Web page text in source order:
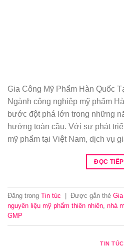
Gia Công Mỹ Phẩm Hàn Quốc
Ngành công nghiệp mỹ phẩm
bước đột phá lớn trong những
hướng toàn cầu. Với sự phát
mỹ phẩm tại Việt Nam, dịch vụ
ĐỌC TIẾP
Đăng trong Tin túc Được gắn thẻ
nguyên liệu mỹ phẩm thiên nhiên, nhà
GMP
TIN TÚC